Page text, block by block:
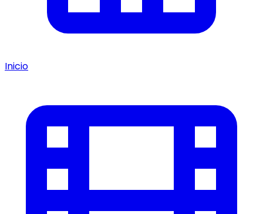
Inicio